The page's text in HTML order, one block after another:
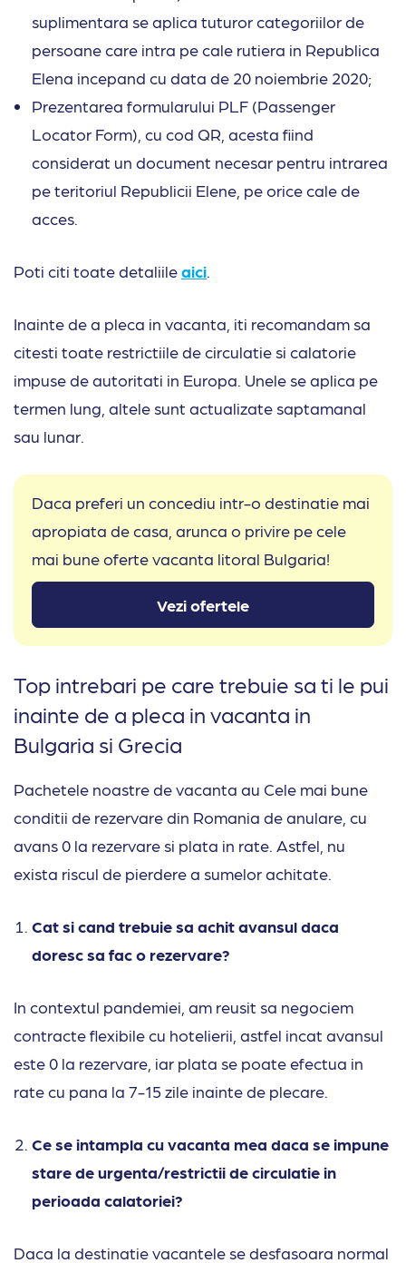
suplimentara se aplica tuturor categoriilor de
persoane care intra pe cale rutiera in Republica
Elena incepand cu data de 20 noiembrie 2020;
Prezentarea formularului PLF (Passenger
Locator Form), cu cod QR, acesta fiind
considerat un document necesar pentru intrarea
pe teritoriul Republicii Elene, pe orice cale de
acces.
Poti citi toate detaliileaici
Inainte de a pleca in vacanta, iti recomandam sa
citesti toate restrictiile de circulatie si calatorie
impuse de autoritati in Europa. Unele se aplica pe
termen lung, altele sunt actualizate saptamanal
sau lunar.
Daca preferi un concediu intr-o destinatie mai
apropiata de casa, arunca o privire pe cele
mai bune oferte vacanta litoral Bulgaria!
Vezi ofertele
Top intrebari pe care trebuie sa ti le pui
inainte de a pleca in vacanta in
Bulgaria si Grecia
Pachetele noastre de vacanta au Cele mai bune
conditii de rezervare din Romania de anulare, cu
avans 0 la rezervare si plata in rate. Astfel, nu
exista riscul de pierdere a sumelor achitate.
Cat si cand trebuie sa achit avansul daca
doresc sa fac o rezervare?
In contextul pandemiei, am reusit sa negociem
contracte flexibile cu hotelierii, astfel incat avansul
este 0 la rezervare, iar plata se poate efectua in
rate cu pana la 7-15 zile inainte de plecare.
Ce se intampla cu vacanta mea daca se impune
stare de urgenta/restrictii de circulatie in
perioada calatoriei?
Daca la destinatie vacantele se desfasoara normal